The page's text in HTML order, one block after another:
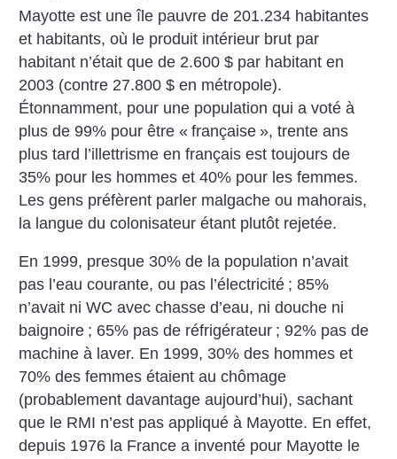
Mayotte est une île pauvre de 201.234 habitantes
et habitants, où le produit intérieur brut par
habitant n’était que de 2.600 $ par habitant en
2003 (contre 27.800 $ en métropole).
Étonnamment, pour une population qui a voté à
plus de 99% pour être « française », trente ans
plus tard l’illettrisme en français est toujours de
35% pour les hommes et 40% pour les femmes.
Les gens préfèrent parler malgache ou mahorais,
la langue du colonisateur étant plutôt rejetée.
En 1999, presque 30% de la population n’avait
pas l’eau courante, ou pas l’électricité ; 85%
n’avait ni WC avec chasse d’eau, ni douche ni
baignoire ; 65% pas de réfrigérateur ; 92% pas de
machine à laver. En 1999, 30% des hommes et
70% des femmes étaient au chômage
(probablement davantage aujourd’hui), sachant
que le RMI n’est pas appliqué à Mayotte. En effet,
depuis 1976 la France a inventé pour Mayotte le